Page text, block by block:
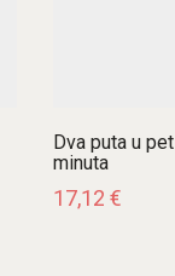
Dva puta u pet
minuta
17,12 €